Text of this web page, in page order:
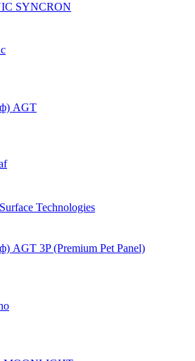
SYNCRON
AGT
Technologies
AGT 3P (Premium Pet Panel)